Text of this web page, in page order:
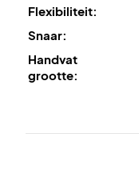
Flexibiliteit:
Snaar:
Handvat
grootte: